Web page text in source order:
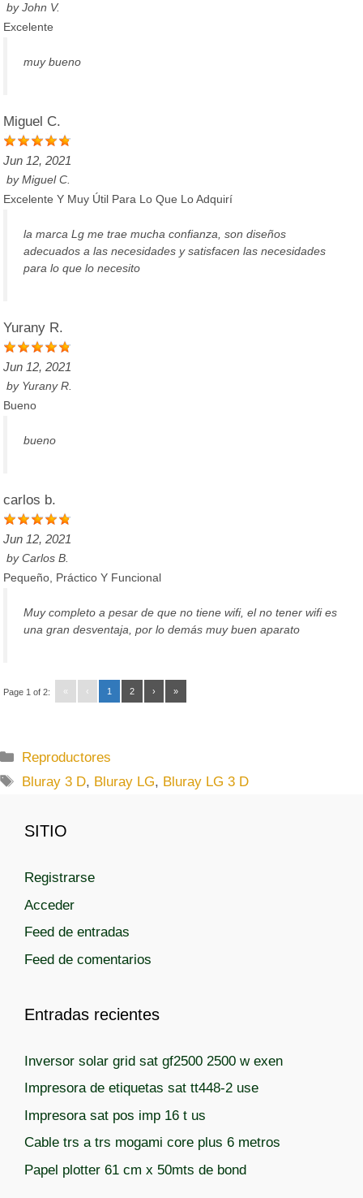
byJohn V.
Excelente
muy bueno
Miguel C.
Jun 12, 2021
byMiguel C.
Excelente Y Muy Útil Para Lo Que Lo Adquirí
la marca Lg me trae mucha confianza, son diseños
adecuados a las necesidades y satisfacen las necesidades
para lo que lo necesito
Yurany R.
Jun 12, 2021
by Yurany R.
Bueno
bueno
carlos b.
Jun 12, 2021
byCarlos B.
Pequeño, Práctico Y Funcional
Muy completo a pesar de que no tiene wifi, el no tener wifi es
una gran desventaja, por lo demás muy buen aparato
Page 1 of 2: « ‹ 1 2 › »
C
a
g
r
s
Reproductores
E
q
e
Bluray 3 D, Bluray LG, Bluray LG 3 D
SITIO
Registrarse
Acceder
Feed de entradas
Feed de comentarios
Entradas recientes
Inversor solar grid sat gf2500 2500 w exen
Impresora de etiquetas sat tt448-2 use
Impresora sat pos imp 16 t us
Cable trs a trs mogami core plus 6 metros
Papel plotter 61 cm x 50mts de bond